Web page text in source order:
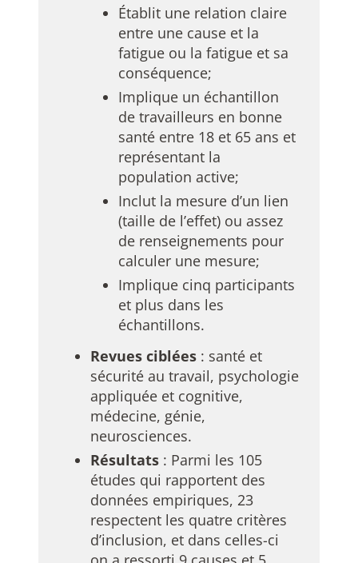
Établit une relation claire
entre une cause et la
fatigue ou la fatigue et sa
conséquence;
Implique un échantillon
de travailleurs en bonne
santé entre 18 et 65 ans et
représentant la
population active;
Inclut la mesure d’un lien
(taille de l’effet) ou assez
de renseignements pour
calculer une mesure;
Implique cinq participants
et plus dans les
échantillons.
Revues ciblées : santé et
sécurité au travail, psychologie
appliquée et cognitive,
médecine, génie,
neurosciences.
Résultats : Parmi les 105
études qui rapportent des
données empiriques, 23
respectent les quatre critères
d’inclusion, et dans celles-ci